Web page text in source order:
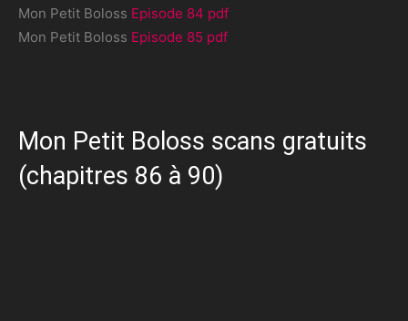
Mon Petit Boloss Episode 84 pdf
Mon Petit Boloss Episode 85 pdf
Mon Petit Boloss scans gratuits
(chapitres 86 à 90)